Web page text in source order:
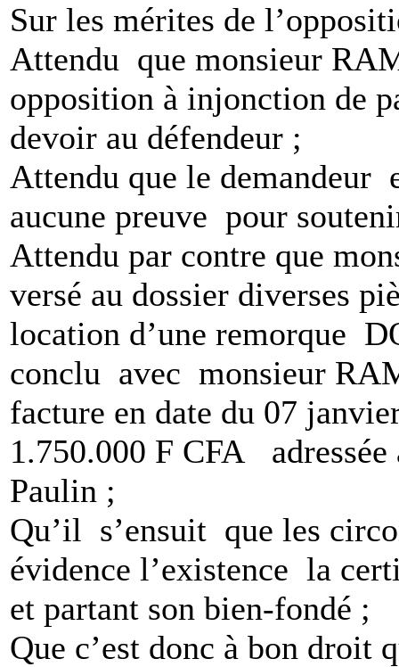
Sur les mérites de
Attendu que monsieur
opposition à injonction de
devoir au défendeur ;
Attendu que le demandeur
aucune preuve pour
Attendu par contre que
versé au dossier diverses
location d’une remorque
conclu avec monsieur
facture en date du 07
1.750.000 F CFA
Paulin ;
Qu’il s’ensuit que les
évidence l’existence la
et partant son bien-fondé ;
Que c’est donc à bon